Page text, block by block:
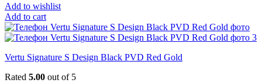
Add to wishlist
Add to cart
Vertu Signature S Design Black PVD Red Gold
Rated 5.00 out of 5